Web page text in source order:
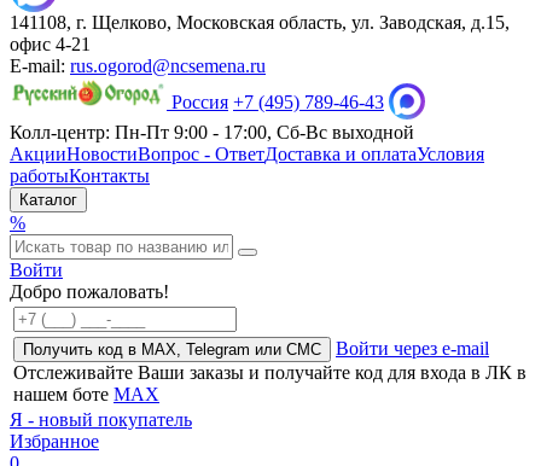
141108, г. Щелково, Московская область, ул. Заводская, д.15,
офис 4-21
E-mail: rus.ogorod@ncsemena.ru
Россия +7 (495) 789-46-43
Колл-центр: Пн-Пт 9:00 - 17:00, Сб-Вс выходной
АкцииНовостиВопрос - ОтветДоставка и оплатаУсловия
работыКонтакты
Каталог
%
Войти
Добро пожаловать!
Получить код в MAX, Telegram или СМС
Войти через e-mail
Отслеживайте Ваши заказы и получайте код для входа в ЛК в
нашем боте MAX
Я - новый покупатель
Избранное